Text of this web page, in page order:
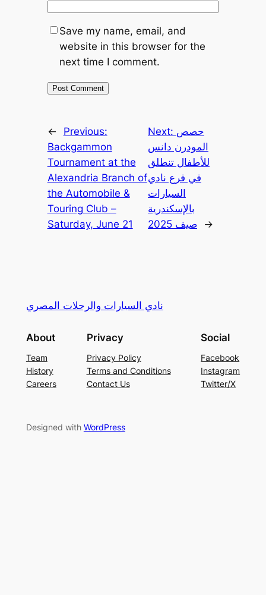
Save my name, email, and
website in this browser for the
next time I comment.
←
Previous:
Backgammon
Tournament at the
Alexandria Branch of
the Automobile &
Touring Club –
Saturday, June 21
Next: حصص
المودرن دانس
للأطفال تنطلق
في فرع نادي
السيارات
بالإسكندرية
صيف 2025
→
نادي السيارات والرحلات المصري
About
Team
History
Careers
Privacy
Privacy Policy
Terms and Conditions
Contact Us
Social
Facebook
Instagram
Twitter/X
Designed with WordPress